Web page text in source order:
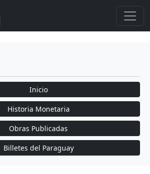
Inicio
Historia Monetaria
Obras Publicadas
Billetes del Paraguay